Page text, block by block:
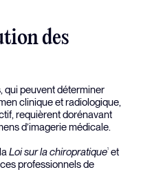
des
qui peuvent déterminer
clinique et radiologique,
requièrent dorénavant
d’imagerie médicale.
Loi sur la chiropratique1 et
professionnels de